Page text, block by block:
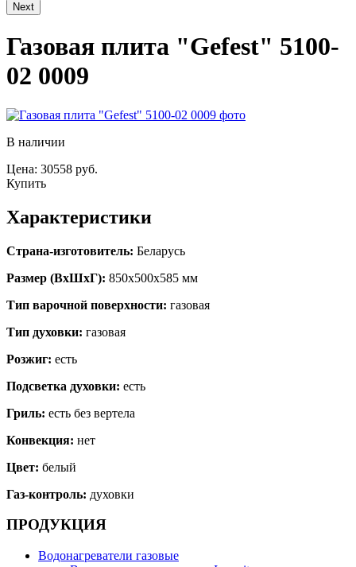
Next
Газовая плита "Gefest" 5100-
02 0009
В наличии
Цена: 30558 руб.
Купить
Характеристики
Страна-изготовитель: Беларусь
Размер (ВхШхГ): 850х500х585 мм
Тип варочной поверхности: газовая
Тип духовки: газовая
Розжиг: есть
Подсветка духовки: есть
Гриль: есть без вертела
Конвекция: нет
Цвет: белый
Газ-контроль: духовки
ПРОДУКЦИЯ
Водонагреватели газовые